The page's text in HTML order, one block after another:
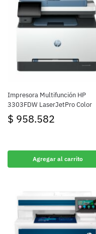
Impresora Multifunción HP
3303FDW LaserJetPro Color
$ 958.582
Agregar al carrito